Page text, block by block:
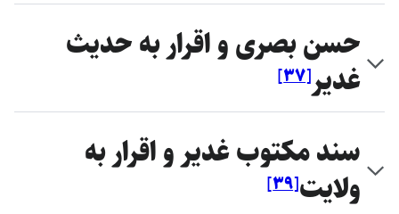
حسن بصرى و اقرار به حديث
غدير[۳۷]
سند مكتوب غدير و اقرار به
ولايت[۳۹]